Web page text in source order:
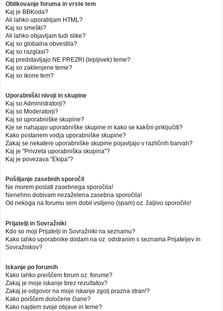
Oblikovanje foruma in vrste tem
Kaj je BBKoda?
Ali lahko uporabljam HTML?
Kaj so smeški?
Ali lahko objavljam tudi slike?
Kaj so globalna obvestila?
Kaj so razglasi?
Kaj predstavljajo NE PREZRI (lepljivek) teme?
Kaj so zaklenjene teme?
Kaj so ikone tem?
Uporabniški nivoji in skupine
Kaj so Administratorji?
Kaj so Moderatorji?
Kaj so uporabniške skupine?
Kje se nahajajo uporabniške skupine in kako se kakšni priključiti?
Kako postanem vodja uporabniške skupine?
Zakaj se nekatere uporabniške skupine pojavljajo v različnih barvah?
Kaj je "Privzeta uporabniška skupina"?
Kaj je povezava "Ekipa"?
Pošiljanje zasebnih sporočil
Ne morem poslati zasebnega sporočila!
Nenehno dobivam nezaželena zasebna sporočila!
Od nekoga na forumu sem dobil vsiljeno (spam) oz. žaljivo sporočilo!
Prijatelji in Sovražniki
Kdo so moji Prijatelji in Sovražniki na seznamu?
Kako lahko uporabnike dodam na oz. odstranim s seznama Prijateljev in
Sovražnikov?
Iskanje po forumih
Kako lahko preiščem forum oz. forume?
Zakaj je moje iskanje brez rezultatov?
Zakaj je odgovor na moje iskanje zgolj prazna stran!?
Kako poiščem določene člane?
Kako najdem svoje objave in teme?